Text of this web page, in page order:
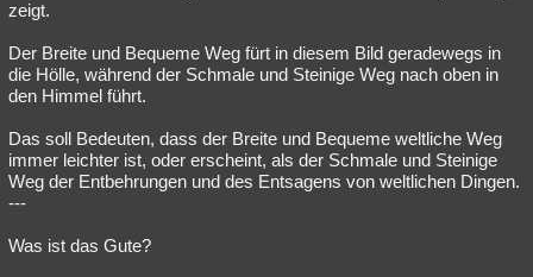
zeigt.
Der Breite und Bequeme Weg fürt in diesem Bild geradewegs in
die Hölle, während der Schmale und Steinige Weg nach oben in
den Himmel führt.
Das soll Bedeuten, dass der Breite und Bequeme weltliche Weg
immer leichter ist, oder erscheint, als der Schmale und Steinige
Weg der Entbehrungen und des Entsagens von weltlichen Dingen.
---
Was ist das Gute?